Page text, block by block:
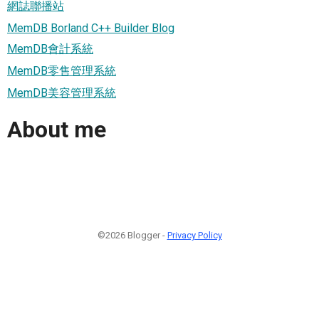
網誌聯播站
MemDB Borland C++ Builder Blog
MemDB會計系統
MemDB零售管理系統
MemDB美容管理系統
About me
©2026 Blogger - Privacy Policy